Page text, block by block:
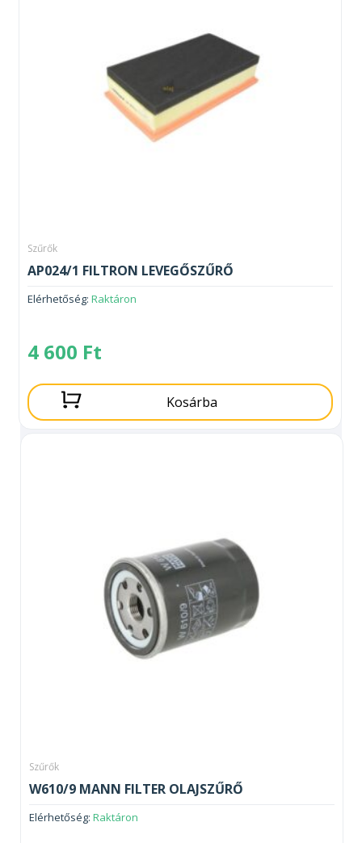
Szűrők
AP024/1 FILTRON LEVEGŐSZŰRŐ
Elérhetőség: Raktáron
4 600 Ft
Kosárba
Szűrők
W610/9 MANN FILTER OLAJSZŰRŐ
Elérhetőség: Raktáron